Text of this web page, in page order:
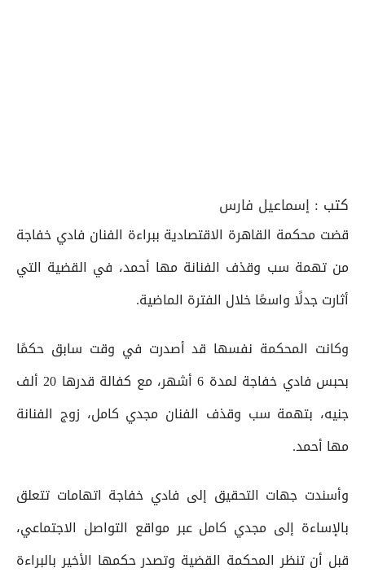
كتب : إسماعيل فارس
قضت محكمة القاهرة الاقتصادية ببراءة الفنان فادي خفاجة
من تهمة سب وقذف الفنانة مها أحمد، في القضية التي
أثارت جدلًا واسعًا خلال الفترة الماضية.
وكانت المحكمة نفسها قد أصدرت في وقت سابق حكمًا
بحبس فادي خفاجة لمدة 6 أشهر، مع كفالة قدرها 20 ألف
جنيه، بتهمة سب وقذف الفنان مجدي كامل، زوج الفنانة
مها أحمد.
وأسندت جهات التحقيق إلى فادي خفاجة اتهامات تتعلق
بالإساءة إلى مجدي كامل عبر مواقع التواصل الاجتماعي،
قبل أن تنظر المحكمة القضية وتصدر حكمها الأخير بالبراءة